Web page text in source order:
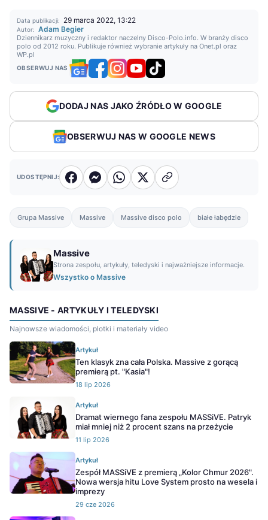
Data publikacji: 29 marca 2022, 13:22
Autor: Adam Begier
Dziennikarz muzyczny i redaktor naczelny Disco-Polo.info. W branży disco
polo od 2012 roku. Publikuje również wybranie artykuły na Onet.pl oraz
WP.pl
OBSERWUJ NAS
DODAJ NAS JAKO ŹRÓDŁO W GOOGLE
OBSERWUJ NAS W GOOGLE NEWS
UDOSTĘPNIJ:
Grupa Massive Massive Massive disco polo białe łabędzie
Massive
Strona zespołu, artykuły, teledyski i najważniejsze informacje.
Wszystko o Massive
MASSIVE - ARTYKUŁY I TELEDYSKI
Najnowsze wiadomości, plotki i materiały video
Artykuł
Ten klasyk zna cała Polska. Massive z gorącą
premierą pt. "Kasia"!
18 lip 2026
Artykuł
Dramat wiernego fana zespołu MASSiVE. Patryk
miał mniej niż 2 procent szans na przeżycie
11 lip 2026
Artykuł
Zespół MASSiVE z premierą „Kolor Chmur 2026".
Nowa wersja hitu Love System prosto na wesela i
imprezy
29 cze 2026